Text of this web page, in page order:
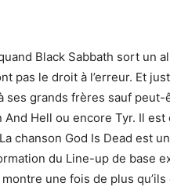
Black Sabbath sort un
pas le droit à l’erreur. Et
ses grands frères sauf
And Hell ou encore Tyr. Il
chanson God Is Dead est
du Line-up de base
une fois de plus